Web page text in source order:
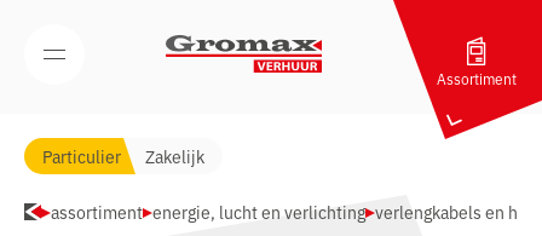
Open/Sluit mobiel menu
Assortiment
Particulier Zakelijk
assortiment energie, lucht en verlichting verlengkabels en